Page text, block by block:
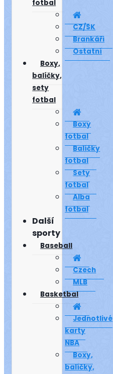
fotbal
CZ/SK
Brankáři
Ostatní
Boxy,
balíčky,
sety
fotbal
Boxy
fotbal
Balíčky
fotbal
Sety
fotbal
Alba
fotbal
Další
sporty
Baseball
Czech
MLB
Basketbal
Jednotlivé
karty
NBA
Boxy,
balíčky,